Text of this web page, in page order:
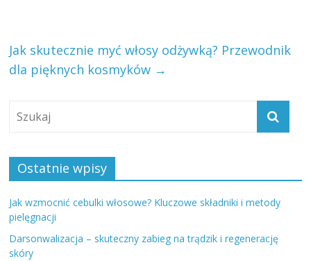
Jak skutecznie myć włosy odżywką? Przewodnik
dla pięknych kosmyków →
Ostatnie wpisy
Jak wzmocnić cebulki włosowe? Kluczowe składniki i metody
pielęgnacji
Darsonwalizacja – skuteczny zabieg na trądzik i regenerację
skóry